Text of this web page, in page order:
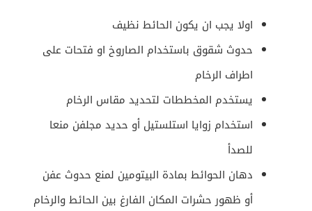
اولا يجب ان يكون الحائط نظيف
حدوث شقوق باستخدام الصاروخ او فتحات على
اطراف الرخام
يستخدم المخططات لتحديد مقاس الرخام
استخدام زوايا استلستيل أو حديد مجلفن منعا
للصدأ
دهان الحوائط بمادة البيتومين لمنع حدوث عفن
أو ظهور حشرات المكان الفارغ بين الحائط والرخام